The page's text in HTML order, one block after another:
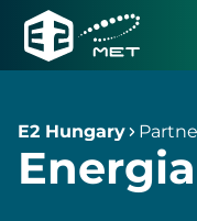
E2
Karrier
Kapcsolat
E2 Hungary